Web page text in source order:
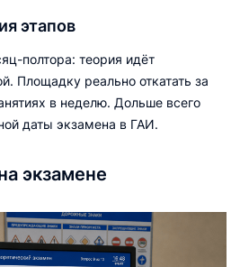
этапов
полтора: теория идёт
Площадку реально откатать за
в неделю. Дольше всего
даты экзамена в ГАИ.
экзамене